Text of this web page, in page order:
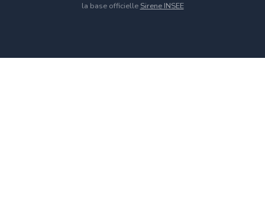
la base officielle Sirene INSEE